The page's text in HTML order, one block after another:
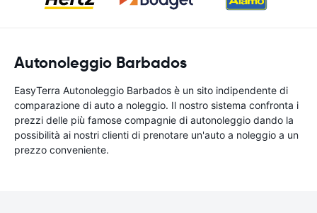
Autonoleggio Barbados
EasyTerra Autonoleggio Barbados è un sito indipendente di
comparazione di auto a noleggio. Il nostro sistema confronta i
prezzi delle più famose compagnie di autonoleggio dando la
possibilità ai nostri clienti di prenotare un'auto a noleggio a un
prezzo conveniente.